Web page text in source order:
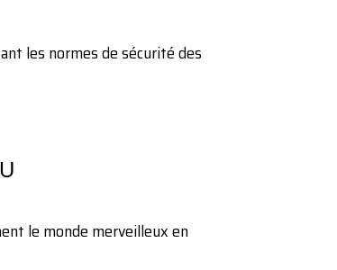
les normes de sécurité des
le monde merveilleux en